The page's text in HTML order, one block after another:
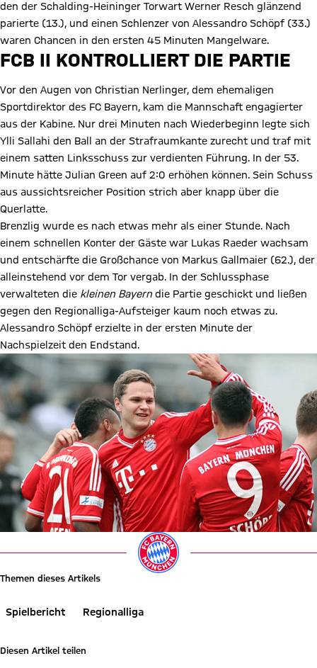
den der Schalding-Heininger Torwart Werner Resch glänzend
parierte (13.), und einen Schlenzer von Alessandro Schöpf (33.)
waren Chancen in den ersten 45 Minuten Mangelware.
FCB II KONTROLLIERT DIE PARTIE
Vor den Augen von Christian Nerlinger, dem ehemaligen
Sportdirektor des FC Bayern, kam die Mannschaft engagierter
aus der Kabine. Nur drei Minuten nach Wiederbeginn legte sich
Ylli Sallahi den Ball an der Strafraumkante zurecht und traf mit
einem satten Linksschuss zur verdienten Führung. In der 53.
Minute hätte Julian Green auf 2:0 erhöhen können. Sein Schuss
aus aussichtsreicher Position strich aber knapp über die
Querlatte.
Brenzlig wurde es nach etwas mehr als einer Stunde. Nach
einem schnellen Konter der Gäste war Lukas Raeder wachsam
und entschärfte die Großchance von Markus Gallmaier (62.), der
alleinstehend vor dem Tor vergab. In der Schlussphase
verwalteten die kleinen Bayern die Partie geschickt und ließen
gegen den Regionalliga-Aufsteiger kaum noch etwas zu.
Alessandro Schöpf erzielte in der ersten Minute der
Nachspielzeit den Endstand.
Themen dieses Artikels
Spielbericht Regionalliga
Diesen Artikel teilen